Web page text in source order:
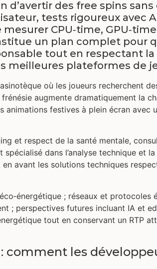
des free spins
tests rigoureux avec
CPU‑time,
un plan complet pour
tout en respectant
meilleures plateformes de
où les joueurs recherchent
augmente dramatiquement la
festives à plein écran avec
et respect de la santé mentale,
spécialisé dans l’analyse technique et
avant les solutions techniques
; réseaux et protocoles
; perspectives futures incluant IA et
tout en conservant un RTP
les